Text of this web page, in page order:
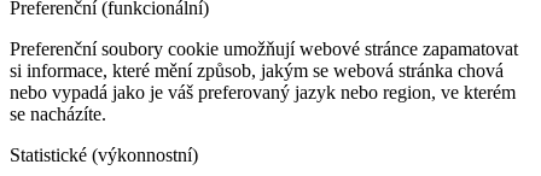
Preferenční (funkcionální)
Preferenční soubory cookie umožňují webové stránce zapamatovat
si informace, které mění způsob, jakým se webová stránka chová
nebo vypadá jako je váš preferovaný jazyk nebo region, ve kterém
se nacházíte.
Statistické (výkonnostní)